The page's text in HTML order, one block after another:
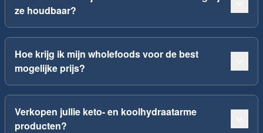
ze houdbaar?
Hoe krijg ik mijn wholefoods voor de best
mogelijke prijs?
Verkopen jullie keto- en koolhydraatarme
producten?